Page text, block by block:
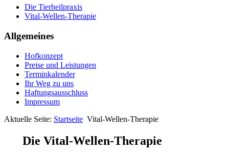
Die Tierheilpraxis
Vital-Wellen-Therapie
Allgemeines
Hofkonzept
Preise und Leistungen
Terminkalender
Ihr Weg zu uns
Haftungsausschluss
Impressum
Aktuelle Seite: Startseite Vital-Wellen-Therapie
Die Vital-Wellen-Therapie